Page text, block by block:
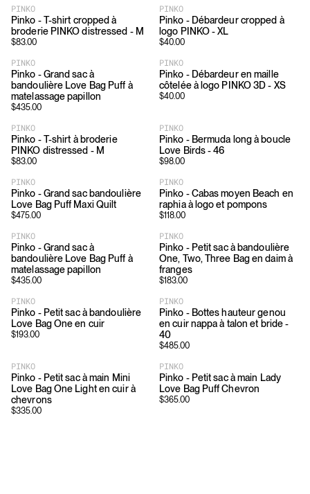
PINKO
Pinko - T-shirt cropped à
broderie PINKO distressed - M
$83.00
PINKO
Pinko - Débardeur cropped à
logo PINKO - XL
$40.00
PINKO
Pinko - Grand sac à
bandoulière Love Bag Puff à
matelassage papillon
$435.00
PINKO
Pinko - Débardeur en maille
côtelée à logo PINKO 3D - XS
$40.00
PINKO
Pinko - T-shirt à broderie
PINKO distressed - M
$83.00
PINKO
Pinko - Bermuda long à boucle
Love Birds - 46
$98.00
PINKO
Pinko - Grand sac bandoulière
Love Bag Puff Maxi Quilt
$475.00
PINKO
Pinko - Cabas moyen Beach en
raphia à logo et pompons
$118.00
PINKO
Pinko - Grand sac à
bandoulière Love Bag Puff à
matelassage papillon
$435.00
PINKO
Pinko - Petit sac à bandoulière
One, Two, Three Bag en daim à
franges
$183.00
PINKO
Pinko - Petit sac à bandoulière
Love Bag One en cuir
$193.00
PINKO
Pinko - Bottes hauteur genou
en cuir nappa à talon et bride -
40
$485.00
PINKO
Pinko - Petit sac à main Mini
Love Bag One Light en cuir à
chevrons
$335.00
PINKO
Pinko - Petit sac à main Lady
Love Bag Puff Chevron
$365.00